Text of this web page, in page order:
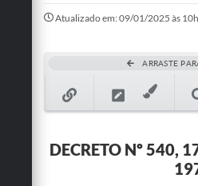
Mapa do Site
SIC
Atualizado em: 09/01/2025 às
ARRASTE
DECRETO Nº 540,